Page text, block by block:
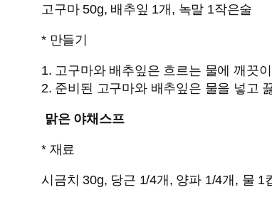
고구마 50g, 배추잎 1개, 녹말 1작은술
* 만들기
1. 고구마와 배추잎은 흐르는 물에 깨끗
2. 준비된 고구마와 배추잎은 물을 넣고
맑은 야채스프
* 재료
시금치 30g, 당근 1/4개, 양파 1/4개, 물 1